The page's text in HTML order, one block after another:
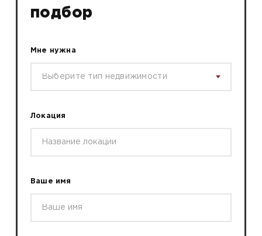
подбор
Мне нужна
Выберите тип недвижимости
Локация
Ваше имя